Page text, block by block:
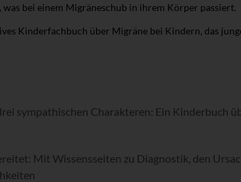
bei einem Migräneschub in ihrem Körper passiert.
Kinderfachbuch über Migräne bei Kindern, das
sympathischen Charakteren: Ein Kinderbuch
Mit Wissensseiten zu Diagnostik, den